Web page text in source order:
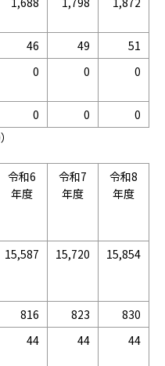
46 49
51
0 0 0
0 0
0
令和6
年度
令和7
年度
令和8
年度
15,587 15,720 15,854
816 823
830
44 44 44